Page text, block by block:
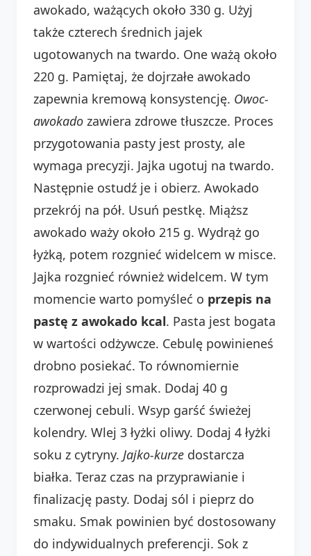
awokado, ważących około 330 g. Użyj
także czterech średnich jajek
ugotowanych na twardo. One ważą około
220 g. Pamiętaj, że dojrzałe awokado
zapewnia kremową konsystencję. Owoc-
awokado zawiera zdrowe tłuszcze. Proces
przygotowania pasty jest prosty, ale
wymaga precyzji. Jajka ugotuj na twardo.
Następnie ostudź je i obierz. Awokado
przekrój na pół. Usuń pestkę. Miąższ
awokado waży około 215 g. Wydrąż go
łyżką, potem rozgnieć widelcem w misce.
Jajka rozgnieć również widelcem. W tym
momencie warto pomyśleć o przepis na
pastę z awokado kcal. Pasta jest bogata
w wartości odżywcze. Cebulę powinieneś
drobno posiekać. To równomiernie
rozprowadzi jej smak. Dodaj 40 g
czerwonej cebuli. Wsyp garść świeżej
kolendry. Wlej 3 łyżki oliwy. Dodaj 4 łyżki
soku z cytryny. Jajko-kurze dostarcza
białka. Teraz czas na przyprawianie i
finalizację pasty. Dodaj sól i pieprz do
smaku. Smak powinien być dostosowany
do indywidualnych preferencji. Sok z